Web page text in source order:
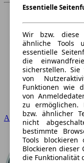
Audi
Essentielle
Wir bzw. diese
ähnliche Tools
essentielle
die
sicherstellen.
von
Funktionen wie
von
zu ermöglichen.
bzw. ähnlicher
nicht
bestimmte
Tools
Blockieren dieser
die Funktionalität